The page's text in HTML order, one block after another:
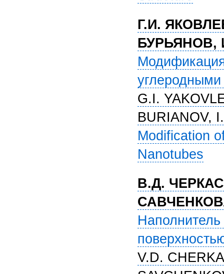
Г.И.
БУРЬЯНОВ,
G.I.
BURIANOV,
Modification
Nanotubes
В.Д.
V.D.